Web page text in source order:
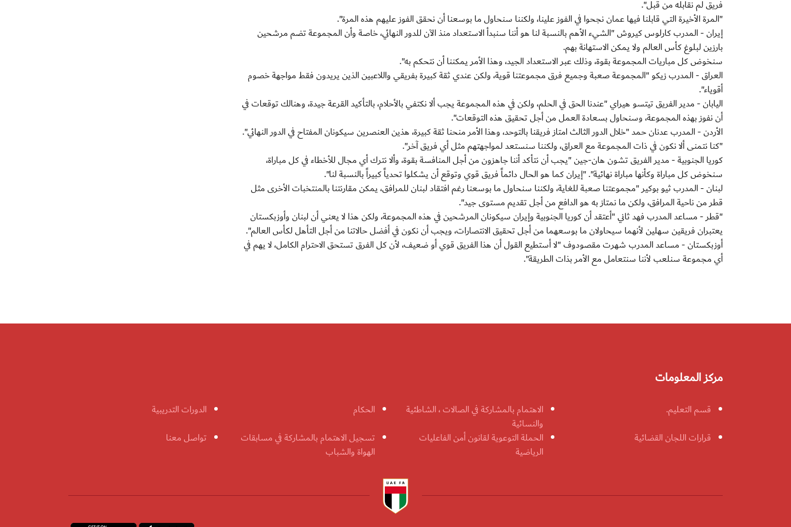
فريق لم نقابله من قبل".
"المرة الأخيرة التي قابلنا فيها عمان نجحوا في الفوز علينا، ولكننا سنحاول ما بوسعنا أن نحقق الفوز عليهم هذه المرة".
إيران - المدرب كارلوس كيروش "الشيء الأهم بالنسبة لنا هو أننا سنبدأ الاستعداد منذ الآن للدور النهائي، خاصة وأن المجموعة تضم مرشحين
بارزين لبلوغ كأس العالم ولا يمكن الاستهانة بهم.
سنخوض كل مباريات المجموعة بقوة، وذلك عبر الاستعداد الجيد، وهذا الأمر يمكننا أن نتحكم به".
العراق - المدرب زيكو "المجموعة صعبة وجميع فرق مجموعتنا قوية، ولكن عندي ثقة كبيرة بفريقي واللاعبين الذين يريدون فقط مواجهة خصوم
أقوياء".
اليابان - مدير الفريق تيتسو هيراي "عندنا الحق في الحلم، ولكن في هذه المجموعة يجب ألا نكتفي بالأحلام، بالتأكيد القرعة جيدة، وهنالك توقعات في
أن نفوز بهذه المجموعة، وسنحاول بسعادة العمل من أجل تحقيق هذه التوقعات".
الأردن - المدرب عدنان حمد "خلال الدور الثالث امتاز فريقنا بالتوحد، وهذا الأمر منحنا ثقة كبيرة، هذين العنصرين سيكونان المفتاح في الدور النهائي".
"كنا نتمنى ألا نكون في ذات المجموعة مع العراق، ولكننا سنستعد لمواجهتهم مثل أي فريق آخر".
كوريا الجنوبية - مدير الفريق تشون هان-جين "يجب أن نتأكد أننا جاهزون من أجل المنافسة بقوة، وألا نترك أي مجال للأخطاء في كل مباراة،
سنخوض كل مباراة وكأنها مباراة نهائية". "إيران كما هو الحال دائماً فريق قوي وتوقع أن يشكلوا تحدياً كبيراً بالنسبة لنا".
لبنان - المدرب ثيو بوكير "مجموعتنا صعبة للغاية، ولكننا سنحاول ما بوسعنا رغم افتقاد لبنان للمرافق، يمكن مقارنتنا بالمنتخبات الأخرى مثل
قطر من ناحية المرافق، ولكن ما نمتاز به هو الدافع من أجل تقديم مستوى جيد".
"قطر - مساعد المدرب فهد ثاني "أعتقد أن كوريا الجنوبية وإيران سيكونان المرشحين في هذه المجموعة، ولكن هذا لا يعني أن لبنان وأوزبكستان
يعتبران فريقين سهلين لأنهما سيحاولان ما بوسعهما من أجل تحقيق الانتصارات، ويجب أن نكون في أفضل حالاتنا من أجل التأهل لكأس العالم".
أوزبكستان - مساعد المدرب شهرت مقصودوف "لا أستطيع القول أن هذا الفريق قوي أو ضعيف، لأن كل الفرق تستحق الاحترام الكامل، لا يهم في
أي مجموعة سنلعب لأننا سنتعامل مع الأمر بذات الطريقة".
مركز المعلومات
قسم التعليم.
الاهتمام بالمشاركة في الصالات ، الشاطئية
والنسائية
الحكام
الدورات التدريبية
قرارات اللجان القضائية
الحملة التوعوية لقانون أمن الفاعليات
الرياضية
تسجيل الاهتمام بالمشاركة في مسابقات
الهواة والشباب
تواصل معنا